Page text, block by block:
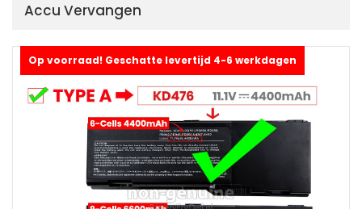
Accu Vervangen
Op voorraad! Geschatte levertijd 4-6 werkdagen